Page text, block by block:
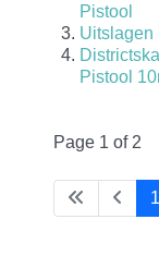
Pistool
Uitslagen
Pistool
Page 1 of 2
1